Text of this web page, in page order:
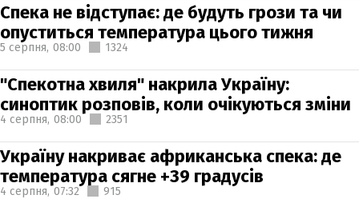
Спека не відступає: де будуть грози та чи
опуститься температура цього тижня
5 серпня, 08:00 1324
"Спекотна хвиля" накрила Україну:
синоптик розповів, коли очікуються зміни
4 серпня, 08:00 2351
Україну накриває африканська спека: де
температура сягне +39 градусів
4 серпня, 07:32 915